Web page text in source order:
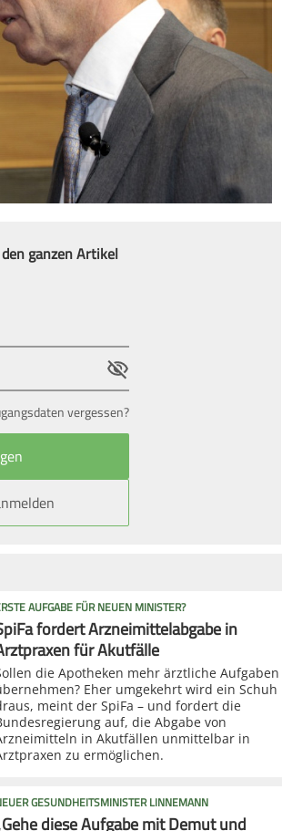
ganzen Artikel
vergessen?
AUFGABE FÜR NEUEN MINISTER?
fordert Arzneimittelabgabe in
für Akutfälle
die Apotheken mehr ärztliche Aufgaben
Eher umgekehrt wird ein Schuh
meint der SpiFa – und fordert die
auf, die Abgabe von
in Akutfällen unmittelbar in
zu ermöglichen.
GESUNDHEITSMINISTER LINNEMANN
diese Aufgabe mit Demut und